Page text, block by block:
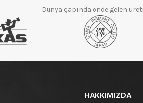
Dünya çapında önde gelen
HAKKIMIZDA